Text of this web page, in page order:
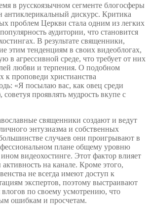
в русскоязычном сегменте блогосферы
антиклерикальный дискурс. Критика
проблем Церкви стала одним из легких
аудитории, что становится
В результате священники,
этим тенденциям в своих видеоблогах,
в агрессивной среде, что требует от них
любви и терпения. О подобном
проповеди христианства
«Я посылаю вас, как овец среди
проявлять мудрость вкупе с
священники создают и ведут
энтузиазма и собственных
случаев они проигрывают в
плане общему уровню
видеохостинге. Этот фактор влияет
на канале. Кроме этого,
не всегда имеют доступ к
экспертов, поэтому выстраивают
влогов по своему усмотрению, что
ошибкам и просчетам.